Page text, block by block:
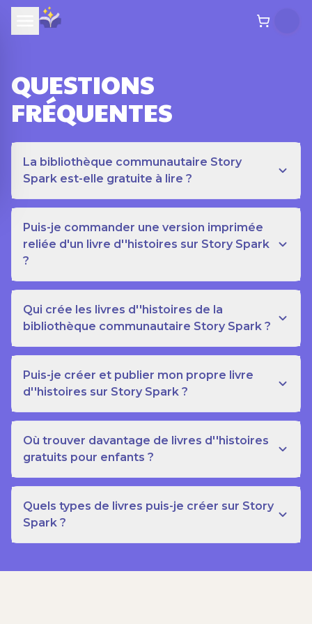
QUESTIONS
FRÉQUENTES
La bibliothèque communautaire Story
Spark est-elle gratuite à lire ?
Puis-je commander une version imprimée
reliée d'un livre d''histoires sur Story Spark
?
Qui crée les livres d''histoires de la
bibliothèque communautaire Story Spark ?
Puis-je créer et publier mon propre livre
d''histoires sur Story Spark ?
Où trouver davantage de livres d''histoires
gratuits pour enfants ?
Quels types de livres puis-je créer sur Story
Spark ?